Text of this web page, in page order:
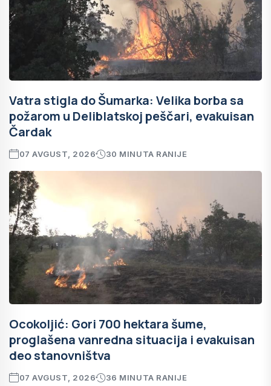
Vatra stigla do Šumarka: Velika borba sa
požarom u Deliblatskoj peščari, evakuisan
Čardak
07 AVGUST, 2026 30 MINUTA RANIJE
Ocokoljić: Gori 700 hektara šume,
proglašena vanredna situacija i evakuisan
deo stanovništva
07 AVGUST, 2026 36 MINUTA RANIJE